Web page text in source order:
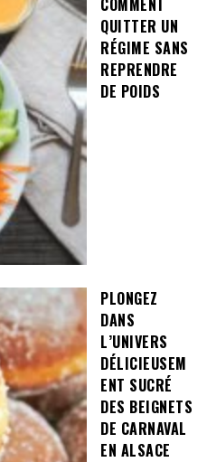
QUITTER UN
RÉGIME SANS
REPRENDRE
DE POIDS
PLONGEZ
DANS
L’UNIVERS
DÉLICIEUSEM
ENT SUCRÉ
DES BEIGNETS
DE CARNAVAL
EN ALSACE